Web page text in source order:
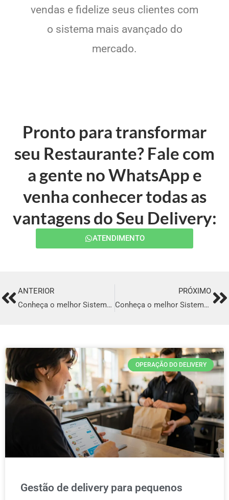
vendas e fidelize seus clientes com
o sistema mais avançado do
mercado.
Pronto para transformar
seu Restaurante? Fale com
a gente no WhatsApp e
venha conhecer todas as
vantagens do Seu Delivery:
ATENDIMENTO
PrevANTERIOR
Conheça o melhor Sistema para Delivery em Caetité
PRÓXIMO
Conheça o melhor Sistema para Delivery em Paracambi
OPERAÇÃO DO DELIVERY
Gestão de delivery para pequenos